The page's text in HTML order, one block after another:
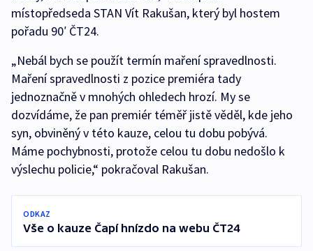
místopředseda STAN Vít Rakušan, který byl hostem
pořadu 90′ ČT24.
„Nebál bych se použít termín maření spravedlnosti.
Maření spravedlnosti z pozice premiéra tady
jednoznačně v mnohých ohledech hrozí. My se
dozvídáme, že pan premiér téměř jistě věděl, kde jeho
syn, obviněný v této kauze, celou tu dobu pobývá.
Máme pochybnosti, protože celou tu dobu nedošlo k
výslechu policie,“ pokračoval Rakušan.
ODKAZ
Vše o kauze Čapí hnízdo na webu ČT24